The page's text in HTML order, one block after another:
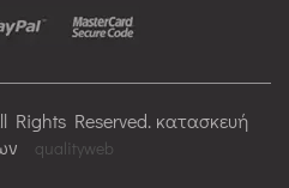
Rights Reserved. κατασκευή
qualityweb